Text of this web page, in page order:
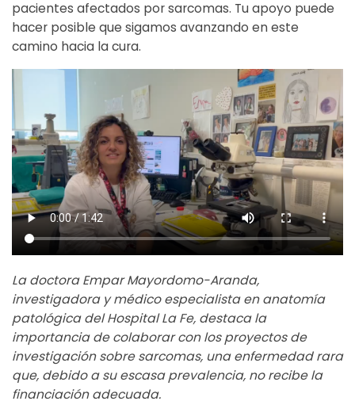
pacientes afectados por sarcomas. Tu apoyo puede
hacer posible que sigamos avanzando en este
camino hacia la cura.
La doctora Empar Mayordomo-Aranda,
investigadora y médico especialista en anatomía
patológica del Hospital La Fe, destaca la
importancia de colaborar con los proyectos de
investigación sobre sarcomas, una enfermedad rara
que, debido a su escasa prevalencia, no recibe la
financiación adecuada.